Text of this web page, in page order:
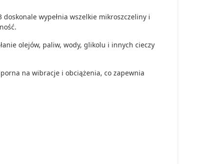
doskonale wypełnia wszelkie mikroszczeliny i
olejów, paliw, wody, glikolu i innych cieczy
na wibracje i obciążenia, co zapewnia